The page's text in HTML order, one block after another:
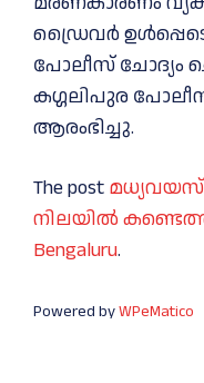
ഡ്രൈവർ
പോലീസ് ചോദ്യം
കഗ്ഗലിപുര
ആരംഭിച്ചു.
The post
നിലയിൽ
Bengaluru.
Powered byWPeMatico